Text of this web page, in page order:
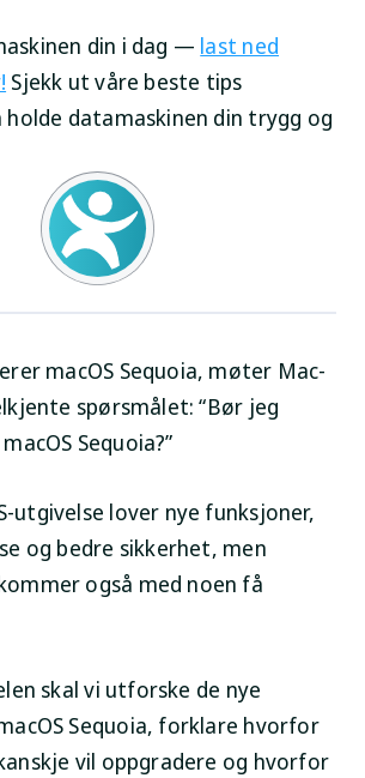
din i dag — last ned
Sjekk ut våre beste tips
datamaskinen din trygg og
macOS Sequoia, møter Mac-
spørsmålet: “Bør jeg
Sequoia?”
utgivelse lover nye funksjoner,
og bedre sikkerhet, men
også med noen få
skal vi utforske de nye
Sequoia, forklare hvorfor
vil oppgradere og hvorfor